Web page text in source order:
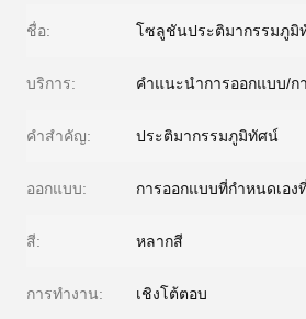
ชื่อ: โซลูชันประติมากรรมภูมิ
บริการ: คำแนะนำการออกแบบ/ก
คำสำคัญ: ประติมากรรมภูมิทัศน์
ออกแบบ: การออกแบบที่กำหนดเอง
สี: หลากสี
การทำงาน: เชิงโต้ตอบ